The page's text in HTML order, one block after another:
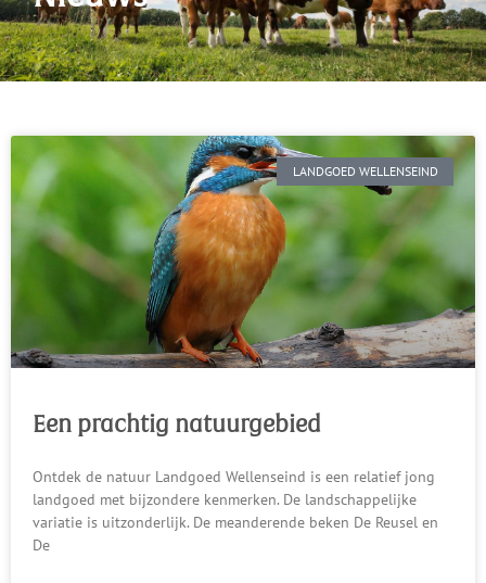
LANDGOED WELLENSEIND
Een prachtig natuurgebied
Ontdek de natuur Landgoed Wellenseind is een relatief jong
landgoed met bijzondere kenmerken. De landschappelijke
variatie is uitzonderlijk. De meanderende beken De Reusel en
De